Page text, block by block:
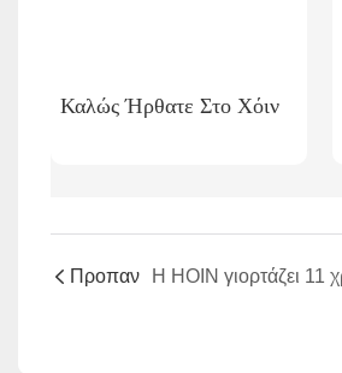
Καλώς Ήρθατε Στο Χόιν
Προπαν